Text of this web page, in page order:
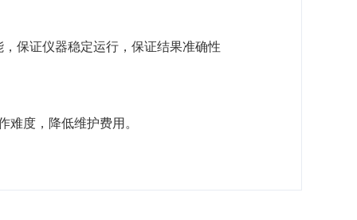
保证仪器稳定运行，保证结果准确性
度，降低维护费用。